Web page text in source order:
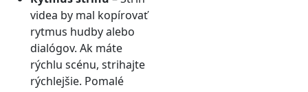
videa by mal kopírovať
rytmus hudby alebo
dialógov. Ak máte
rýchlu scénu, strihajte
rýchlejšie. Pomalé